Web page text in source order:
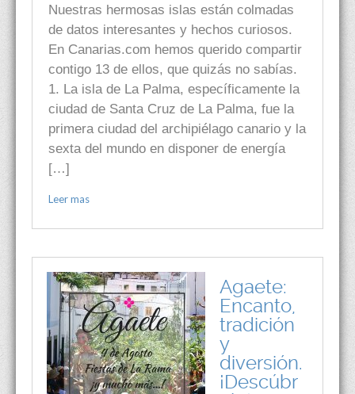
Nuestras hermosas islas están colmadas
de datos interesantes y hechos curiosos.
En Canarias.com hemos querido compartir
contigo 13 de ellos, que quizás no sabías.
1. La isla de La Palma, específicamente la
ciudad de Santa Cruz de La Palma, fue la
primera ciudad del archipiélago canario y la
sexta del mundo en disponer de energía
[…]
Leer mas
Agaete:
Encanto,
tradición
y
diversión.
¡Descúbr